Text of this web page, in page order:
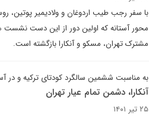
با سفر رجب طیب اردوغان و ولادیمیر
محور آستانه که اولین دور از این دست نشست
مشترک تهران، مسکو و آنکارا بازگشته است.
به مناسبت ششمین سالگرد کودتای ترکیه و در
آنکارا، دشمن تمام عیار تهران
۲۵ تیر ۱۴۰۱